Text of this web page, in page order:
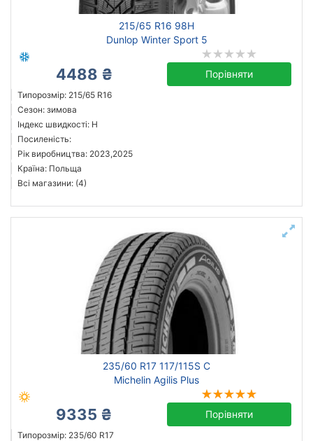
215/65 R16 98H
Dunlop Winter Sport 5
4488 ₴ Порівняти
Типорозмір: 215/65 R16
Сезон: зимова
Індекс швидкості: H
Посиленість:
Рік виробництва: 2023,2025
Країна: Польща
Всі магазини: (4)
235/60 R17 117/115S C
Michelin Agilis Plus
9335 ₴ Порівняти
Типорозмір: 235/60 R17
Bridgestone
Diplomat
Dunlop
Fulda
Gepard (наварка)
Kleber
Всі бренди
Країна виробництва
Скинути Підібрати